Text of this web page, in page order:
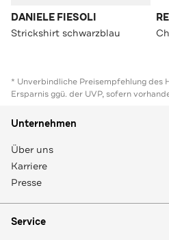
DANIELE FIESOLI
Strickshirt schwarzblau
* Unverbindliche Preisempfehlung des
Ersparnis ggü. der UVP, sofern
Unternehmen
Über uns
Karriere
Presse
Service